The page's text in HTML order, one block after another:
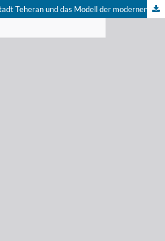
Strukturelemente der Stadt Teheran und das Modell der modernen orientalischen Stadt